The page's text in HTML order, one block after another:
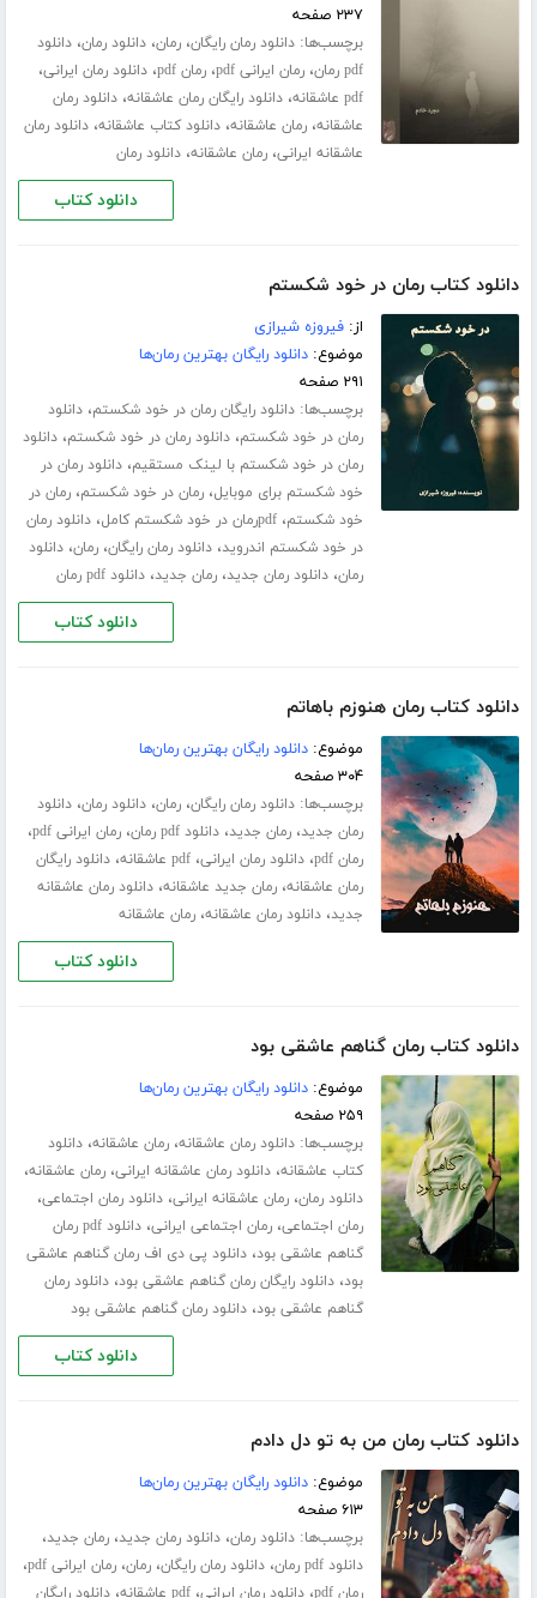
۲۳۷ صفحه
برچسب‌ها:دانلود رمان رایگان،رمان،دانلود رمان،دانلود
pdf رمان
،رمان ایرانی pdf ،رمان pdf ،دانلود رمان ایرانی،
pdf عاشقانه ،دانلود رایگان رمان عاشقانه،دانلود رمان
عاشقانه،رمان عاشقانه،دانلود کتاب عاشقانه،دانلود رمان
عاشقانه ایرانی،رمان عاشقانه،دانلود رمان
دانلود کتاب
دانلود کتاب رمان در خود شکستم
از:فیروزه شیرازی
موضوع:دانلود رایگان بهترین رمان‌ها
۲۹۱ صفحه
برچسب‌ها:دانلود رایگان رمان در خود شکستم،دانلود
رمان در خود شکستم،دانلود رمان در خود شکستم،دانلود
رمان در خود شکستم با لینک مستقیم،دانلود رمان در
خود شکستم برای موبایل،رمان در خود شکستم،رمان در
خود شکستم،pdfرمان در خود شکستم کامل ،دانلود رمان
در خود شکستم اندروید،دانلود رمان رایگان،رمان،دانلود
رمان،دانلود رمان جدید،رمان جدید،دانلود pdf رمان
دانلود کتاب
دانلود کتاب رمان هنوزم باهاتم
موضوع:دانلود رایگان بهترین رمان‌ها
۳۰۴ صفحه
برچسب‌ها:دانلود رمان رایگان،رمان،دانلود رمان،دانلود
رمان جدید،رمان جدید،دانلود pdf رمان ،رمان ایرانی pdf ،
رمان pdf ،دانلود رمان ایرانی،pdf عاشقانه ،دانلود رایگان
رمان عاشقانه،رمان جدید عاشقانه،دانلود رمان عاشقانه
جدید،دانلود رمان عاشقانه،رمان عاشقانه
دانلود کتاب
دانلود کتاب رمان گناهم عاشقی بود
موضوع:دانلود رایگان بهترین رمان‌ها
۲۵۹ صفحه
برچسب‌ها:دانلود رمان عاشقانه،رمان عاشقانه،دانلود
کتاب عاشقانه،دانلود رمان عاشقانه ایرانی،رمان عاشقانه،
دانلود رمان،رمان عاشقانه ایرانی،دانلود رمان اجتماعی،
رمان اجتماعی،رمان اجتماعی ایرانی،
دانلود pdf رمان
گناهم عاشقی بود،دانلود پی دی اف رمان گناهم عاشقی
بود،دانلود رایگان رمان گناهم عاشقی بود،دانلود رمان
گناهم عاشقی بود،دانلود رمان گناهم عاشقی بود
دانلود کتاب
دانلود کتاب رمان من به تو دل دادم
موضوع:دانلود رایگان بهترین رمان‌ها
۶۱۳ صفحه
برچسب‌ها:دانلود رمان،دانلود رمان جدید،رمان جدید،
دانلود pdf رمان ،دانلود رمان رایگان،رمان،رمان ایرانی pdf ،
رمان pdf ،دانلود رمان ایرانی،pdf عاشقانه ،دانلود رایگان